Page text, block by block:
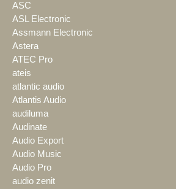
ASC
ASL Electronic
Assmann Electronic
Astera
ATEC Pro
ateis
atlantic audio
Atlantis Audio
audiluma
Audinate
Audio Export
Audio Music
Audio Pro
audio zenit